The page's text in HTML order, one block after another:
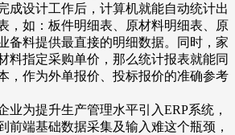
设计工作后，计算机就能自动统计出
，如：板件明细表、原材料明细表、原
备料提供最直接的明细数据。同时，家
料指定采购单价，那么统计报表就能同
，作为外单报价、投标报价的准确参考
为提升生产管理水平引入ERP系统，
前端基础数据采集及输入难这个瓶颈，